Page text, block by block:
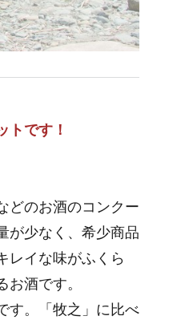
トです！
どのお酒のコンクー
が少なく、希少商品
レイな味がふくら
酒です。
す。「牧之」に比べ